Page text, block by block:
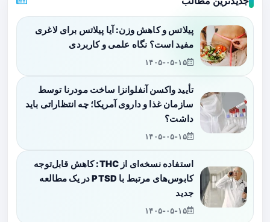
پیلاتس و کاهش وزن: آیا پیلاتس برای لاغری
مفید است؟ نگاه علمی و کاربردی
۱۴۰۵-۰۵-۱۵
تأیید واکسن آنفلوانزا ساخت مودرنا توسط
سازمان غذا و داروی آمریکا؛ چه انتظاراتی باید
داشت؟
۱۴۰۵-۰۵-۱۵
استفاده نسخه‌ای از THC: کاهش قابل‌توجه
کابوس‌های مرتبط با PTSD در یک مطالعه
جدید
۱۴۰۵-۰۵-۱۵